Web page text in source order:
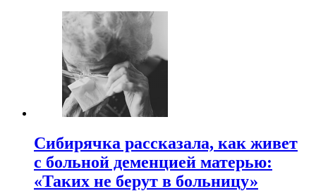
Сибирячка рассказала, как живет
с больной деменцией матерью:
«Таких не берут в больницу»